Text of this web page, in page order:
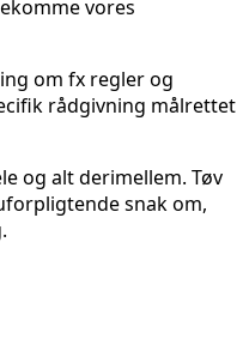
vores
om fx regler og
rådgivning målrettet
og alt derimellem. Tøv
snak om,